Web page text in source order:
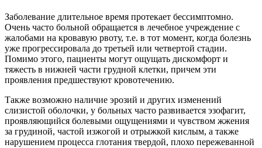
Заболевание длительное время протекает бессимптомно.
Очень часто больной обращается в лечебное учреждение с
жалобами на кровавую рвоту, т.е. в тот момент, когда болезнь
уже прогрессировала до третьей или четвертой стадии.
Помимо этого, пациенты могут ощущать дискомфорт и
тяжесть в нижней части грудной клетки, причем эти
проявления предшествуют кровотечению.
Также возможно наличие эрозий и других изменений
слизистой оболочки, у больных часто развивается эзофагит,
проявляющийся болевыми ощущениями и чувством жжения
за грудиной, частой изжогой и отрыжкой кислым, а также
нарушением процесса глотания твердой, плохо пережеванной